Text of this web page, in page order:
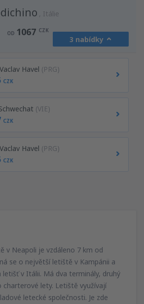
Itálie
OD 1067 CZK
3 nabídky
Havel (PRG)
CZK
(VIE)
CZK
Havel (PRG)
CZK
v Neapoli je vzdáleno 7 km od
se o největší letiště v Kampánii a
letišť v Itálii. Má dva terminály, druhý
charterové lety. Letiště využívají
letecké společnosti. Je zde